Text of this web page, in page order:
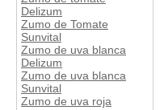
Delizum
Zumo de Tomate
Sunvital
Zumo de uva blanca
Delizum
Zumo de uva blanca
Sunvital
Zumo de uva roja